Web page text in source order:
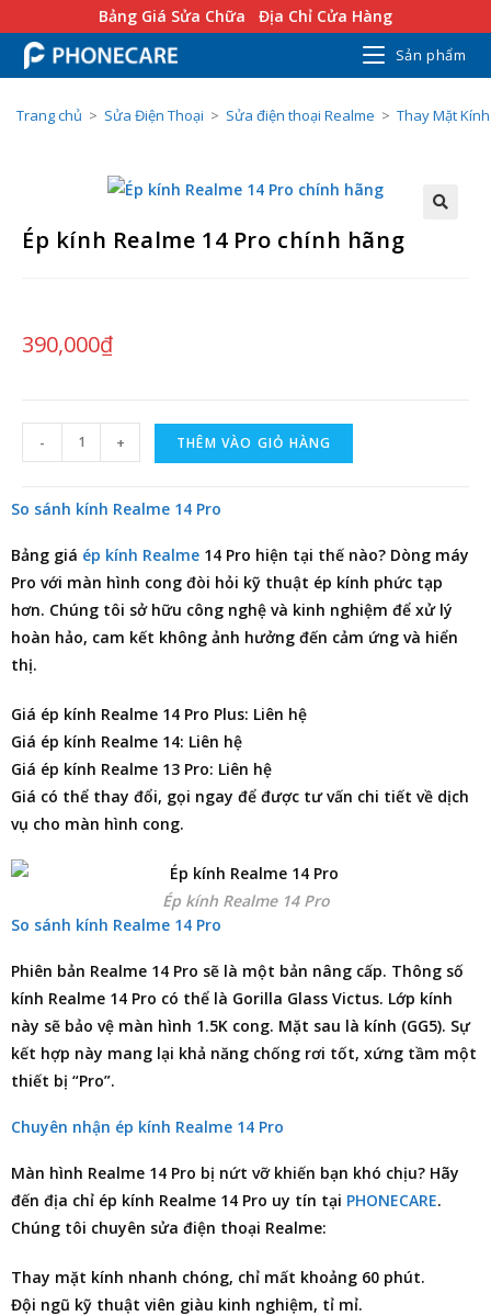
Bảng Giá Sửa Chữa Địa Chỉ Cửa Hàng
Sản phẩm
Trang chủ > Sửa Điện Thoại > Sửa điện thoại Realme > Thay Mặt
Ép kính Realme 14 Pro chính hãng
390,000₫
- + THÊM VÀO GIỎ HÀNG
So sánh kính Realme 14 Pro
Bảng giá ép kính Realme 14 Pro hiện tại thế nào? Dòng máy
Pro với màn hình cong đòi hỏi kỹ thuật ép kính phức tạp
hơn. Chúng tôi sở hữu công nghệ và kinh nghiệm để xử lý
hoàn hảo, cam kết không ảnh hưởng đến cảm ứng và hiển
thị.
Giá ép kính Realme 14 Pro Plus: Liên hệ
Giá ép kính Realme 14: Liên hệ
Giá ép kính Realme 13 Pro: Liên hệ
Giá có thể thay đổi, gọi ngay để được tư vấn chi tiết về dịch
vụ cho màn hình cong.
Ép kính Realme 14 Pro
So sánh kính Realme 14 Pro
Phiên bản Realme 14 Pro sẽ là một bản nâng cấp. Thông số
kính Realme 14 Pro có thể là Gorilla Glass Victus. Lớp kính
này sẽ bảo vệ màn hình 1.5K cong. Mặt sau là kính (GG5). Sự
kết hợp này mang lại khả năng chống rơi tốt, xứng tầm một
thiết bị “Pro”.
Chuyên nhận ép kính Realme 14 Pro
Màn hình Realme 14 Pro bị nứt vỡ khiến bạn khó chịu? Hãy
đến địa chỉ ép kính Realme 14 Pro uy tín tại PHONECARE.
Chúng tôi chuyên sửa điện thoại Realme:
Thay mặt kính nhanh chóng, chỉ mất khoảng 60 phút.
Đội ngũ kỹ thuật viên giàu kinh nghiệm, tỉ mỉ.